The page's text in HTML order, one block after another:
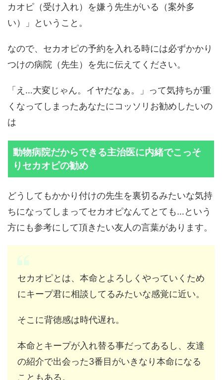
カオピ（受け入れ）を嫌う先生がいる（案外多
い）」ということ。
なので、セカオピの予約を入れる時には必ずかかり
つけの病院（先生）を先に伝えてください。
「え…大変じゃん。イヤだなぁ。」って気持ちが重
くなってしまったあなたにコッソリお勧めしたいの
は
動物病院だからできる主治医に内緒でこっそ
りセカオピの勧め
どうしてもかかり付けの先生を裏切るみたいな気持
ちになってしまってセカオピなんてとても…という
方にも参考にして頂きたい友人の言葉があります。
セカオピとは、本命とよろしくやっていくため
にキープ君に相談してるみたいな感覚に近い。
そこに背徳感は時代遅れ。
本命とキープが入れ替る事だってあるし、友達
の紹介で出会った3番目がいきなり本命になる
こともある。